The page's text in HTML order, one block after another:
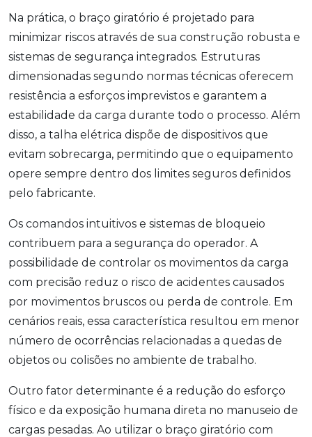
Na prática, o braço giratório é projetado para
minimizar riscos através de sua construção robusta e
sistemas de segurança integrados. Estruturas
dimensionadas segundo normas técnicas oferecem
resistência a esforços imprevistos e garantem a
estabilidade da carga durante todo o processo. Além
disso, a talha elétrica dispõe de dispositivos que
evitam sobrecarga, permitindo que o equipamento
opere sempre dentro dos limites seguros definidos
pelo fabricante.
Os comandos intuitivos e sistemas de bloqueio
contribuem para a segurança do operador. A
possibilidade de controlar os movimentos da carga
com precisão reduz o risco de acidentes causados
por movimentos bruscos ou perda de controle. Em
cenários reais, essa característica resultou em menor
número de ocorrências relacionadas a quedas de
objetos ou colisões no ambiente de trabalho.
Outro fator determinante é a redução do esforço
físico e da exposição humana direta no manuseio de
cargas pesadas. Ao utilizar o braço giratório com